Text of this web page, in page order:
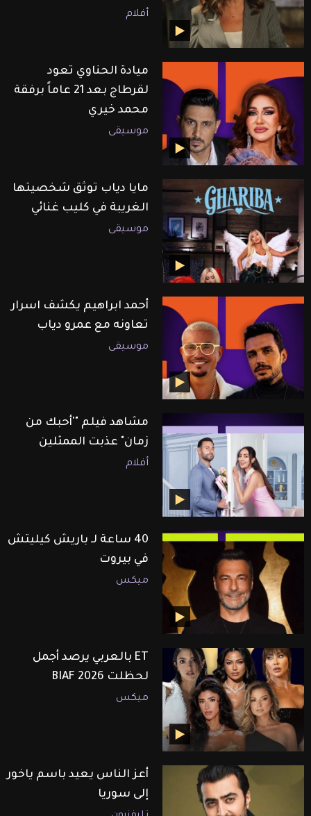
أفلام
ميادة الحناوي تعود
لقرطاج بعد 21 عاماً برفقة
محمد خيري
موسيقى
مايا دياب توثق شخصيتها
الغريبة في كليب غنائي
موسيقى
أحمد ابراهيم يكشف اسرار
تعاونه مع عمرو دياب
موسيقى
مشاهد فيلم "'أحبك من
زمان" عذبت الممثلين
أفلام
40 ساعة لـ باريش كيليتش
في بيروت
ميكس
ET بالعربي يرصد أجمل
لحظلت BIAF 2026
ميكس
أعز الناس يعيد باسم ياخور
إلى سوريا